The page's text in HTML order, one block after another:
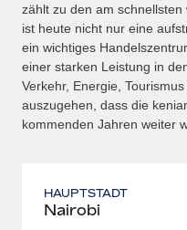
zählt zu den am
ist heute nicht nur eine
ein wichtiges
einer starken Leistung in
Verkehr, Energie,
auszugehen, dass die
kommenden Jahren weiter
HAUPTSTADT
Nairobi